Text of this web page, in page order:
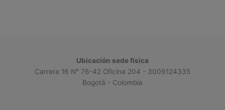
Ubicación sede física
Carrera 16 N° 76-42 Oficina 204 - 3009124335
Bogotá - Colombia